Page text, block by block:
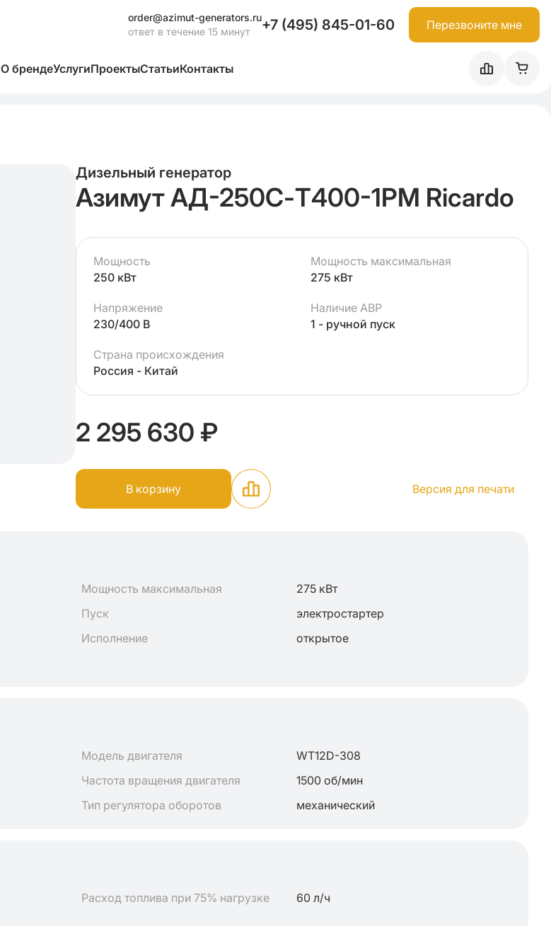
order@azimut-generators.ru
ответ в течение 15 минут
+7 (495) 845-01-60 Перезвоните мне
О брендеУслугиПроектыСтатьиКонтакты
Дизельный генератор
Азимут АД-250С-Т400-1РМ Ricardo
Мощность
250 кВт
Мощность максимальная
275 кВт
Напряжение
230/400 В
Наличие АВР
1 - ручной пуск
Страна происхождения
Россия - Китай
2 295 630 ₽
В корзину Версия для печати
Мощность максимальная
275 кВт
Пуск
электростартер
Исполнение
открытое
Модель двигателя
WT12D-308
Частота вращения двигателя
1500 об/мин
Тип регулятора оборотов механический
Расход топлива при 75% нагрузке
60 л/ч